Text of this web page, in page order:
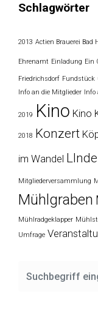
Schlagwörter
2013 Actien Brauerei Bad
Ehrenamt Einladung Ein
Friedrichsdorf Fundstück
Info an die Mitglieder
2019 Kino Kino
2018 Konzert
im Wandel LInde
Mitgliederversammlung
Mühlgraben
Mühlradgeklapper
Umfrage